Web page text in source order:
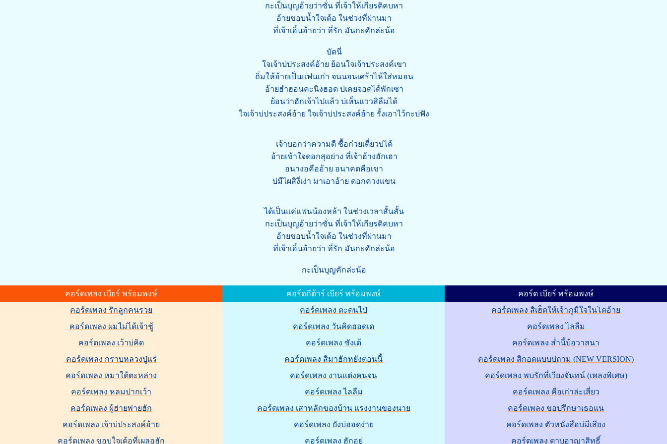
กะเป็นบุญอ้ายว่าซั่น ที่เจ้าให้เกียรติคบหา
อ้ายขอบน้ำใจเด้อ ในช่วงที่ผ่านมา
ที่เจ้าเอิ้นอ้ายว่า ที่รัก มันกะคักล่ะน้อ
บัดนี่
ใจเจ้าบ่ประสงค์อ้าย ย้อนใจเจ้าประสงค์เขา
ถิ่มให้อ้ายเป็นแฟนเก่า จนนอนเศร้าไห้ใส่หมอน
อ้ายฮำฮอนคะนิงฮอด บ่เคยจอดได้พักเซา
ย้อนว่าฮักเจ้าไปแล้ว บ่เห็นแววสิลืมได้
ใจเจ้าบ่ประสงค์อ้าย ใจเจ้าบ่ประสงค์อ้าย รั้งเอาไว้กะบ่ฟัง
เจ้าบอกว่าความดี ซื้อก๋วยเตี๋ยวบ่ได้
อ้ายเข้าใจดอกสุอย่าง ที่เจ้าฮ้างฮักเฮา
อนางอคืออ้าย อนาคตคือเขา
บ่มีไผสิงี่เง่า มาเอาอ้าย ดอกควงแขน
ได้เป็นแค่แฟนน้องหล้า ในช่วงเวลาสั้นสั้น
กะเป็นบุญอ้ายว่าซั่น ที่เจ้าให้เกียรติคบหา
อ้ายขอบน้ำใจเด้อ ในช่วงที่ผ่านมา
ที่เจ้าเอิ้นอ้ายว่า ที่รัก มันกะคักล่ะน้อ
กะเป็นบุญคักล่ะน้อ
คอร์ดเพลง เบียร์ พร้อมพงษ์
คอร์ดเพลง รักลูกคนรวย
คอร์ดเพลง ผมไม่ได้เจ้าชู้
คอร์ดเพลง เว้าบ่คิด
คอร์ดเพลง กราบหลวงปู่แร่
คอร์ดเพลง หมาใต้ตะหล่าง
คอร์ดเพลง หลมปากเว้า
คอร์ดเพลง ผู้ฮ่ายพ่ายฮัก
คอร์ดเพลง เจ้าบ่ประสงค์อ้าย
คอร์ดเพลง ขอบใจเด้อที่เผลอฮัก
คอร์ดกีต้าร์ เบียร์ พร้อมพงษ์
คอร์ดเพลง ตะดนไป่
คอร์ดเพลง วันคิดฮอดเด
คอร์ดเพลง ซังเด้
คอร์ดเพลง สิมาฮักหยังตอนนี้
คอร์ดเพลง งานเเต่งคนจน
คอร์ดเพลง ไลลืม
คอร์ดเพลง เสาหลักของบ้าน แรงงานของนาย
คอร์ดเพลง ยังบ่ฮอดง่าย
คอร์ดเพลง ฮักอยู่
คอร์ด เบียร์ พร้อมพงษ์
คอร์ดเพลง สิเฮ็ดให้เจ้าภูมิใจในโตอ้าย
คอร์ดเพลง ไลลืม
คอร์ดเพลง ส่ำนี้บ้อวาสนา
คอร์ดเพลง สิกอดแบบบ่ถาม (NEW VERSION)
คอร์ดเพลง พบรักที่เวียงจันทน์ (เพลงพิเศษ)
คอร์ดเพลง คือเก่าล่ะเสี่ยว
คอร์ดเพลง ขอปรึกษาเธอแน
คอร์ดเพลง ตัวหนังสือบ่มีเสียง
คอร์ดเพลง ดาบอาญาสิทธิ์